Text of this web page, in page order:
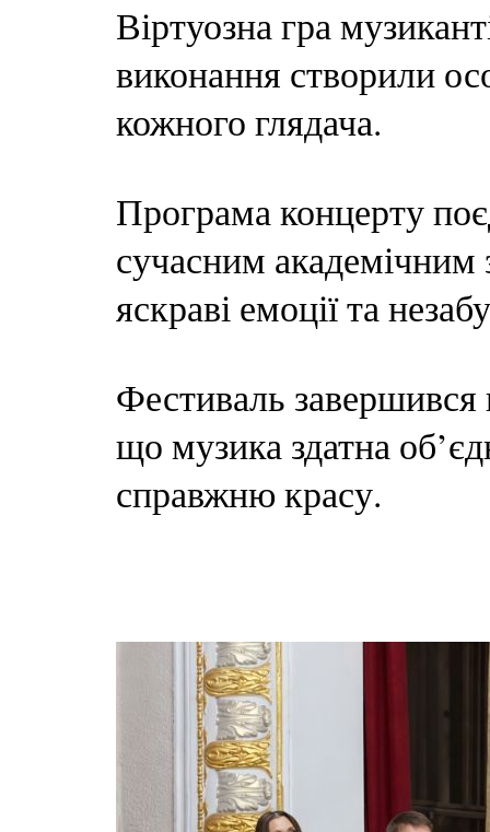
Віртуозна гра
виконання створили
кожного глядача.
Програма концерту
сучасним
яскраві емоції та
Фестиваль завершився
що музика здатна
справжню красу.